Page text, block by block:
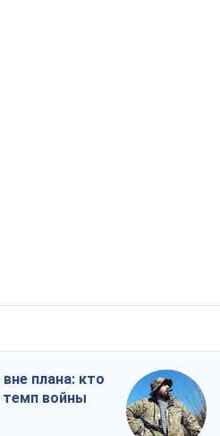
плана: кто
темп войны